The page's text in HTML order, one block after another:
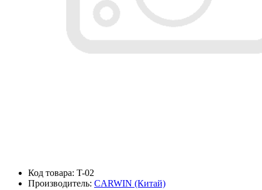
Код товара: T-02
Производитель: CARWIN (Китай)